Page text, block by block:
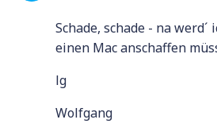
Schade, schade - na
einen Mac anschaffen
lg
Wolfgang